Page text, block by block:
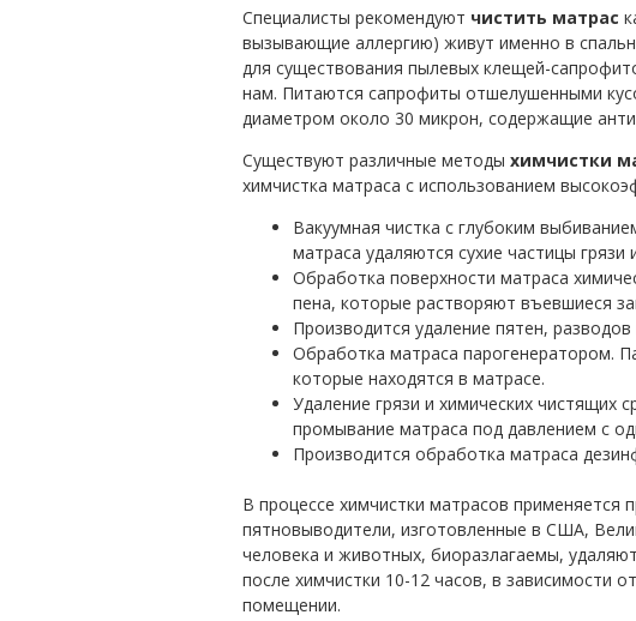
Специалисты рекомендуют чистить матрас
вызывающие аллергию) живут именно в
для существования пылевых клещей-
нам. Питаются сапрофиты отшелушенными
диаметром около 30 микрон, содержащие
Существуют различные методы химчистки
химчистка матраса с использованием
Вакуумная чистка с глубоким
матраса удаляются сухие частицы
Обработка поверхности матраса
пена, которые растворяют въевшиеся
Производится удаление пятен,
Обработка матраса парогенератором.
которые находятся в матрасе.
Удаление грязи и химических чистящих
промывание матраса под давлением с
Производится обработка матраса
В процессе химчистки матрасов применяется
пятновыводители, изготовленные в США,
человека и животных, биоразлагаемы,
после химчистки 10-12 часов, в зависимости
помещении.